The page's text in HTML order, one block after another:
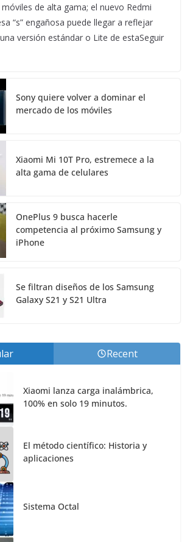
de alta gama; el nuevo Redmi
“s” engañosa puede llegar a reflejar
versión estándar o Lite de estaSeguir
Sony quiere volver a dominar el
mercado de los móviles
Xiaomi Mi 10T Pro, estremece a la
alta gama de celulares
OnePlus 9 busca hacerle
competencia al próximo Samsung y
iPhone
Se filtran diseños de los Samsung
Galaxy S21 y S21 Ultra
Recent
Xiaomi lanza carga inalámbrica,
100% en solo 19 minutos.
El método científico: Historia y
aplicaciones
Sistema Octal